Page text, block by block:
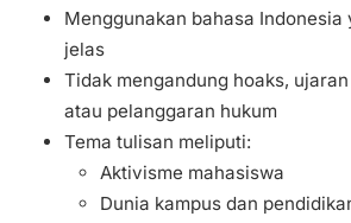
Menggunakan bahasa Indonesia
jelas
Tidak mengandung hoaks,
atau pelanggaran hukum
Tema tulisan meliputi:
Aktivisme mahasiswa
Dunia kampus dan